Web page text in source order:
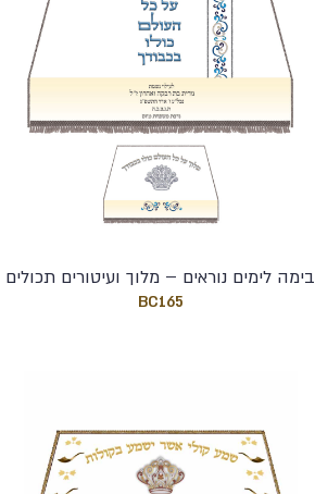
בימה לימים נוראים – מלוך ועיטורים תכולים
BC165